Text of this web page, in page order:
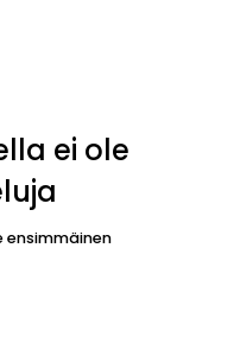
ei ole
ensimmäinen